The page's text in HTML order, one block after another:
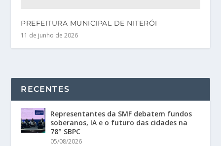
PREFEITURA MUNICIPAL DE NITERÓI
11 de junho de 2026
RECENTES
Representantes da SMF debatem fundos
soberanos, IA e o futuro das cidades na
78° SBPC
05/08/2026